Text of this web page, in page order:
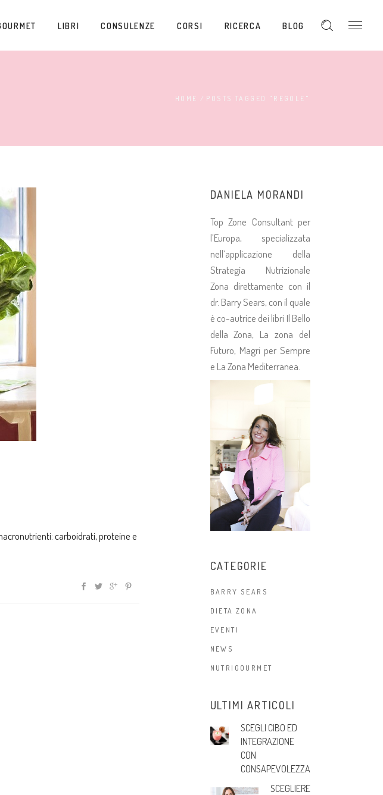
LIBRI CONSULENZE CORSI RICERCA BLOG
HOME / POSTS TAGGED "REGOLE"
carboidrati, proteine e
DANIELA MORANDI
Top Zone Consultant per
l’Europa, specializzata
nell’applicazione della
Strategia Nutrizionale
Zona direttamente con il
dr. Barry Sears, con il quale
è co-autrice dei libri Il Bello
della Zona, La zona del
Futuro, Magri per Sempre
e La Zona Mediterranea.
CATEGORIE
BARRY SEARS
DIETA ZONA
EVENTI
NEWS
NUTRIGOURMET
ULTIMI ARTICOLI
SCEGLI CIBO ED
INTEGRAZIONE
CON
CONSAPEVOLEZZA
SCEGLIERE